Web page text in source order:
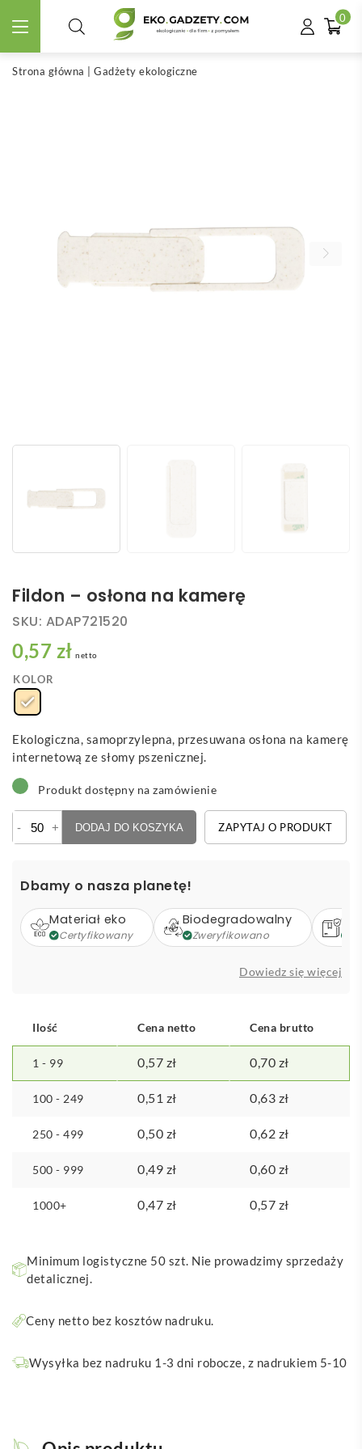
0
Strona główna Gadżety ekologiczne
Fildon – osłona na kamerę
SKU: ADAP721520
0,57 zł netto
KOLOR
Ekologiczna, samoprzylepna, przesuwana osłona na kamerę
internetową ze słomy pszenicznej.
Produkt dostępny na zamówienie
-
Fildon
na
kamerę
+ DODAJ DO KOSZYKA ZAPYTAJ O PRODUKT
Dbamy o nasza planetę!
Materiał eko
Certyfikowany
Biodegradowalny
Zweryfikowano
Dowiedz się więcej
Ilość Cena netto Cena brutto
1 - 99 0,57 zł 0,70 zł
100 - 249 0,51 zł 0,63 zł
250 - 499 0,50 zł 0,62 zł
500 - 999 0,49 zł 0,60 zł
1000+ 0,47 zł 0,57 zł
Minimum logistyczne 50 szt. Nie prowadzimy sprzedaży
detalicznej.
Ceny netto bez kosztów nadruku.
Wysyłka bez nadruku 1-3 dni robocze, z nadrukiem 5-10